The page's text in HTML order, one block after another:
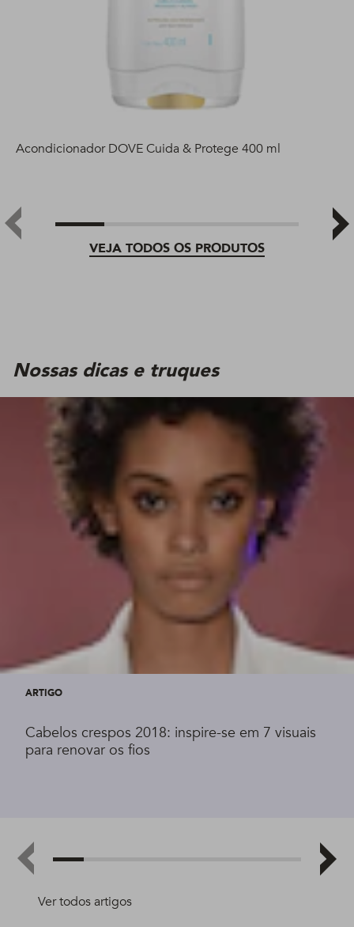
VEJA TODOS OS PRODUTOS
Acondicionador DOVE Cuida & Protege 400 ml
Nossas dicas e truques
Ver todos artigos
ARTIGO
Cabelos crespos 2018: inspire-se em 7 visuais
para renovar os fios